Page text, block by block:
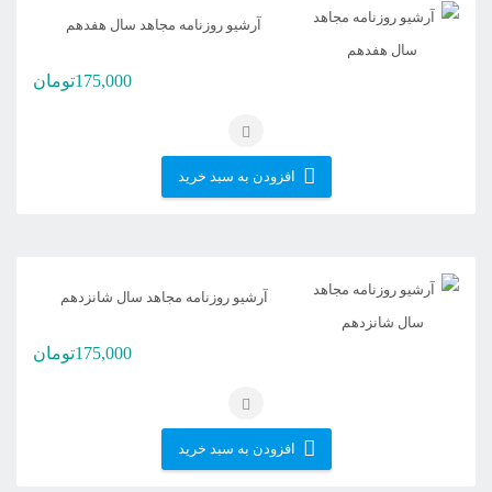
آرشیو روزنامه مجاهد سال هفدهم
175,000تومان
افزودن به سبد خرید
آرشیو روزنامه مجاهد سال شانزدهم
175,000تومان
افزودن به سبد خرید